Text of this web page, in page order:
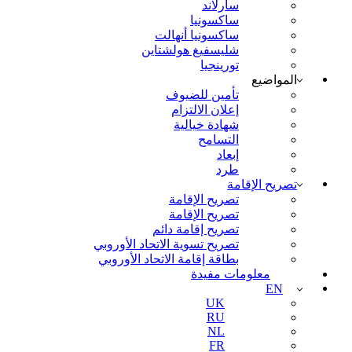
سارلاند
ساكسونيا
ساكسونيا أنهالت
شليسفيغ هولشتاين
تورينجيا
المواضيع
تأمين للضيوف
إعلان الالتزام
شهادة خيالية
التسامح
إبعاد
طرد
تصريح الإقامة
تصريح الإقامة
تصريح الإقامة
تصريح إقامة دائم
تصريح تسوية الاتحاد الأوروبي
بطاقة إقامة الاتحاد الأوروبي
معلومات مفيدة
EN
UK
RU
NL
FR